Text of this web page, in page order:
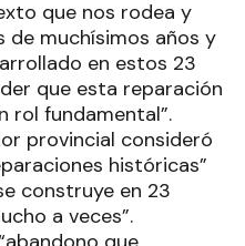
que nos rodea y
de muchísimos años y
en estos 23
que esta reparación
rol fundamental”.
provincial consideró
históricas”
construye en 23
a veces”.